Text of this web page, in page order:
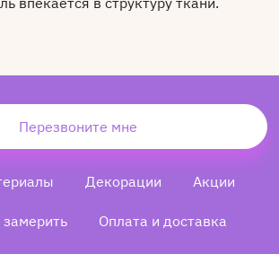
Перезвоните мне
Декорации Акции
Оплата и доставка